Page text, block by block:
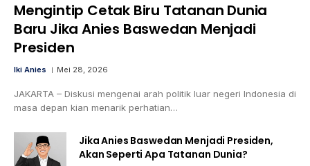
Mengintip Cetak Biru Tatanan Dunia
Baru Jika Anies Baswedan Menjadi
Presiden
Iki Anies Mei 28, 2026
JAKARTA – Diskusi mengenai arah politik luar negeri Indonesia di
masa depan kian menarik perhatian…
Jika Anies Baswedan Menjadi Presiden,
Akan Seperti Apa Tatanan Dunia?